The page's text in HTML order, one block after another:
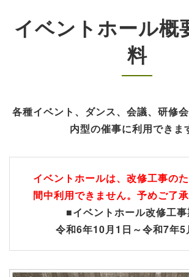
イベントホール概
料
各種イベント、ダンス、会議、研修
内型の催事に利用できま
イベントホールは、改修工事の
間中利用できません。予めご了承
■イベントホール改修工
令和6年10月1日～令和7年5